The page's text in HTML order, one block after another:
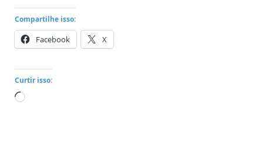
Compartilhe isso:
Facebook X
Curtir isso:
Carregando...